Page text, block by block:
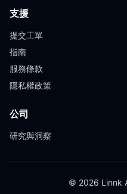
支援
提交工單
指南
服務條款
隱私權政策
公司
研究與洞察
© 2026 Linnk